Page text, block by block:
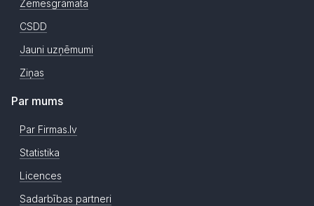
Zemesgrāmata
CSDD
Jauni uzņēmumi
Ziņas
Par mums
Par Firmas.lv
Statistika
Licences
Sadarbības partneri